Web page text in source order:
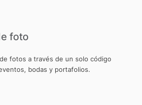
foto
fotos a través de un solo código
bodas y portafolios.